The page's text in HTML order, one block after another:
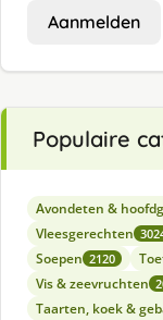
Aanmelden
Populaire
Avondeten &
Vleesgerechten
Soepen 2120
Vis & zeevruchten
Taarten, koek &